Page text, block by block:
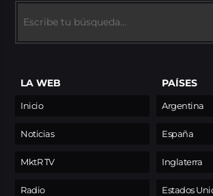
LA WEB
Inicio
Noticias
MktR TV
Radio
PAÍSES
Argentina
España
Inglaterra
Estados